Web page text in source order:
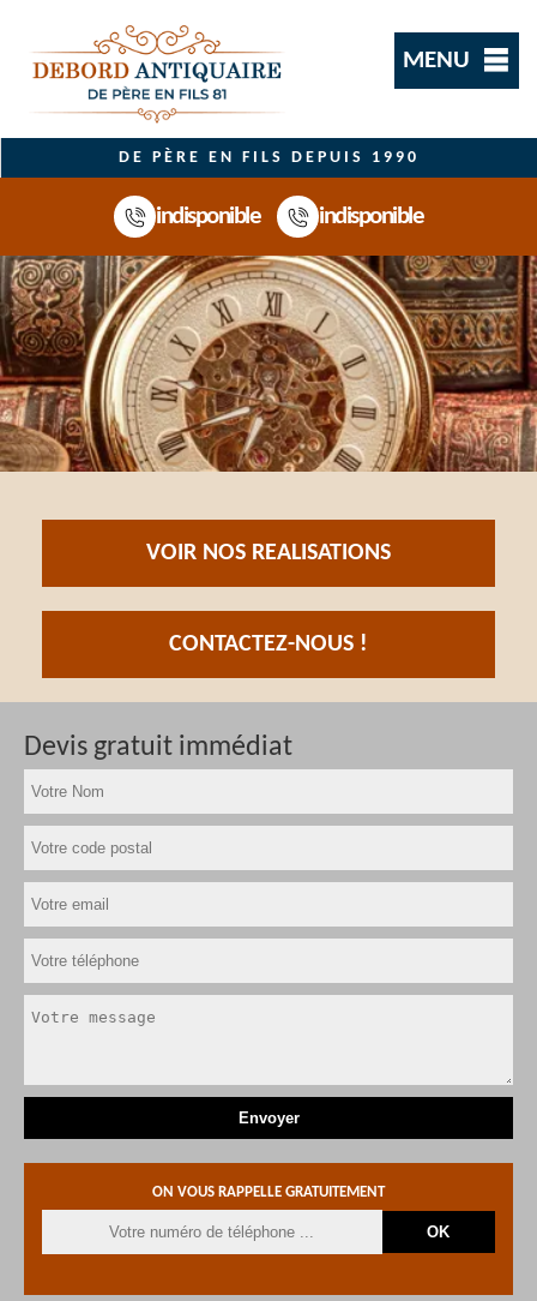
MENU
DE PÈRE EN FILS DEPUIS 1990
indisponible indisponible
VOIR NOS REALISATIONS
CONTACTEZ-NOUS !
Devis gratuit immédiat
ON VOUS RAPPELLE GRATUITEMENT